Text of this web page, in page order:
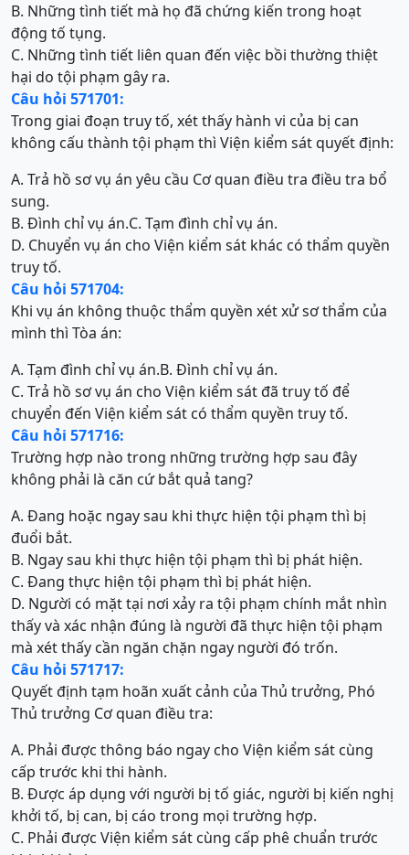
B. Những tình tiết mà họ đã chứng kiến trong hoạt
động tố tụng.
C. Những tình tiết liên quan đến việc bồi thường thiệt
hại do tội phạm gây ra.
Câu hỏi 571701:
Trong giai đoạn truy tố, xét thấy hành vi của bị can
không cấu thành tội phạm thì Viện kiểm sát quyết định:
A. Trả hồ sơ vụ án yêu cầu Cơ quan điều tra điều tra bổ
sung.
B. Đình chỉ vụ án.C. Tạm đình chỉ vụ án.
D. Chuyển vụ án cho Viện kiểm sát khác có thẩm quyền
truy tố.
Câu hỏi 571704:
Khi vụ án không thuộc thẩm quyền xét xử sơ thẩm của
mình thì Tòa án:
A. Tạm đình chỉ vụ án.B. Đình chỉ vụ án.
C. Trả hồ sơ vụ án cho Viện kiểm sát đã truy tố để
chuyển đến Viện kiểm sát có thẩm quyền truy tố.
Câu hỏi 571716:
Trường hợp nào trong những trường hợp sau đây
không phải là căn cứ bắt quả tang?
A. Đang hoặc ngay sau khi thực hiện tội phạm thì bị
đuổi bắt.
B. Ngay sau khi thực hiện tội phạm thì bị phát hiện.
C. Đang thực hiện tội phạm thì bị phát hiện.
D. Người có mặt tại nơi xảy ra tội phạm chính mắt nhìn
thấy và xác nhận đúng là người đã thực hiện tội phạm
mà xét thấy cần ngăn chặn ngay người đó trốn.
Câu hỏi 571717:
Quyết định tạm hoãn xuất cảnh của Thủ trưởng, Phó
Thủ trưởng Cơ quan điều tra:
A. Phải được thông báo ngay cho Viện kiểm sát cùng
cấp trước khi thi hành.
B. Được áp dụng với người bị tố giác, người bị kiến nghị
khởi tố, bị can, bị cáo trong mọi trường hợp.
C. Phải được Viện kiểm sát cùng cấp phê chuẩn trước